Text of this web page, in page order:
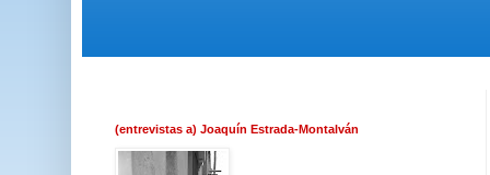
(entrevistas a) Joaquín Estrada-Montalván